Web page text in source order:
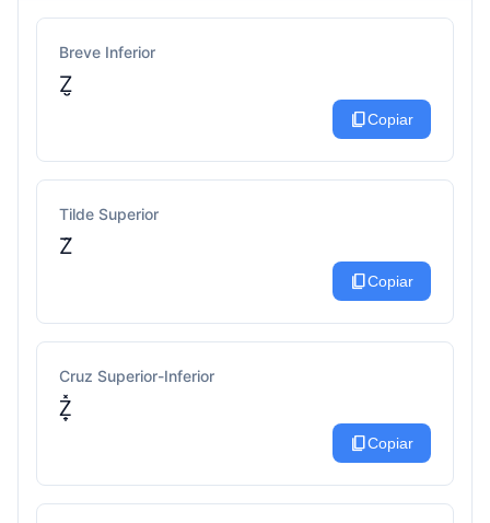
Breve Inferior
Z̮
content_copyCopiar
Tilde Superior
Z̃
content_copyCopiar
Cruz Superior-Inferior
Z̟̽
content_copyCopiar